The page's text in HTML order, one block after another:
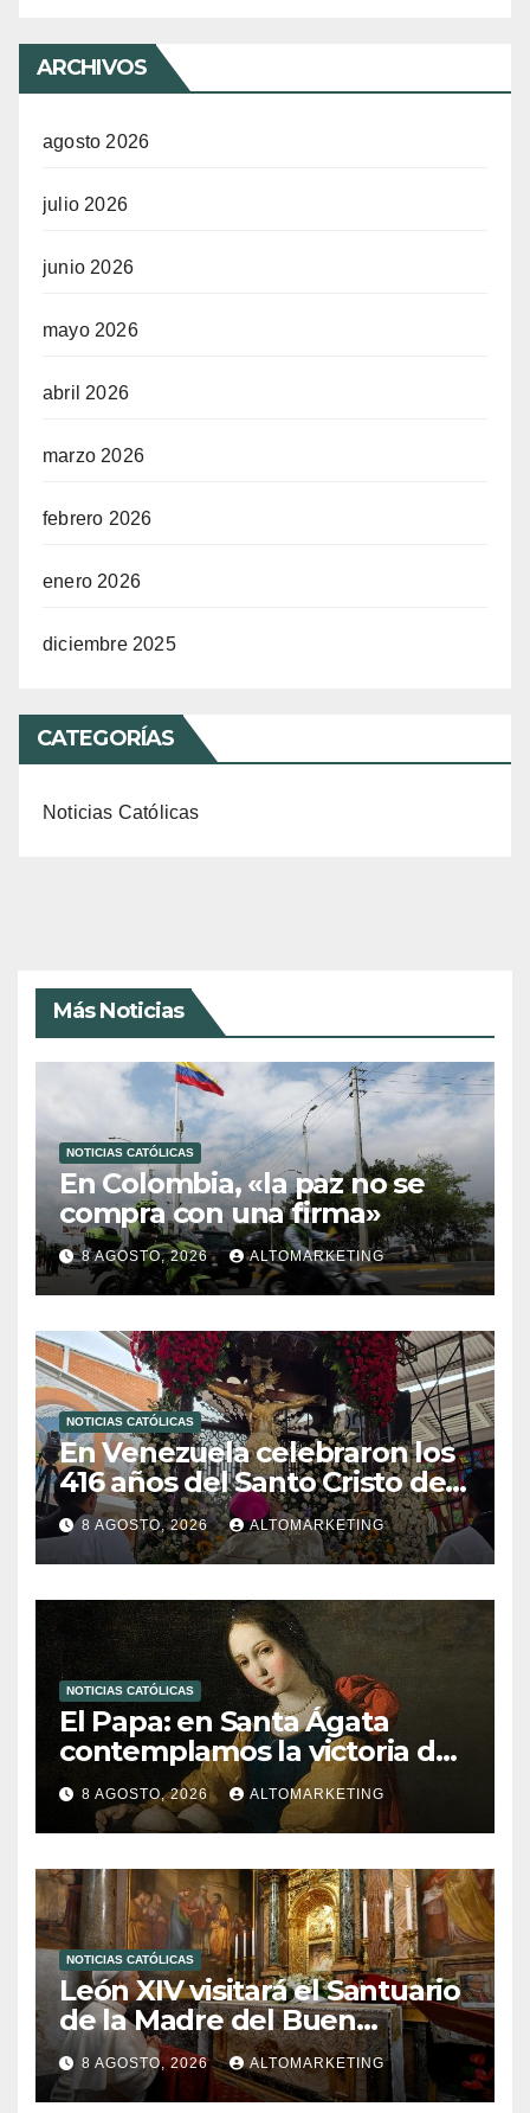
ARCHIVOS
agosto 2026
julio 2026
junio 2026
mayo 2026
abril 2026
marzo 2026
febrero 2026
enero 2026
diciembre 2025
CATEGORÍAS
Noticias Católicas
Más Noticias
NOTICIAS CATÓLICAS
En Colombia, «la paz no se
compra con una firma»
8 AGOSTO, 2026 ALTOMARKETING
NOTICIAS CATÓLICAS
En Venezuela celebraron los
416 años del Santo Cristo de
La Grita
8 AGOSTO, 2026 ALTOMARKETING
NOTICIAS CATÓLICAS
El Papa: en Santa Ágata
contemplamos la victoria del
amor sobre la muerte
8 AGOSTO, 2026 ALTOMARKETING
NOTICIAS CATÓLICAS
León XIV visitará el Santuario
de la Madre del Buen
Consejo de Genazzano
8 AGOSTO, 2026 ALTOMARKETING